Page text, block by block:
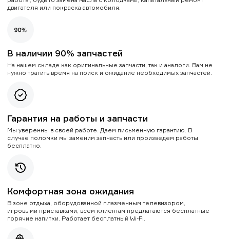
двигателя или покраска автомобиля.
В наличии 90% запчастей
На нашем складе как оригинальные запчасти, так и аналоги. Вам не
нужно тратить время на поиск и ожидание необходимых запчастей.
Гарантия на работы и запчасти
Мы уверенны в своей работе. Даем письменную гарантию. В
случае поломки мы заменим запчасть или произведем работы
бесплатно.
Комфортная зона ожидания
В зоне отдыха, оборудованной плазменным телевизором,
игровыми приставками, всем клиентам предлагаются бесплатные
горячие напитки. Работает бесплатный Wi-Fi.